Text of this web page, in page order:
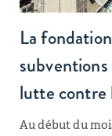
La
lutte contre
Au début du